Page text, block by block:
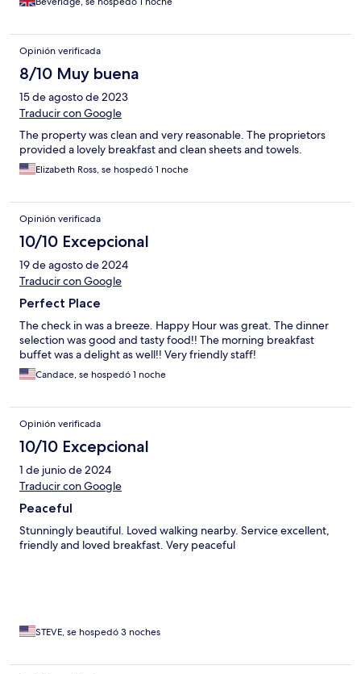
Opinión verificada
8/10 Muy buena
15 de agosto de 2023
Traducir con Google
The property was clean and very reasonable. The proprietors
provided a lovely breakfast and clean sheets and towels.
Elizabeth Ross, se hospedó 1 noche
Opinión verificada
10/10 Excepcional
19 de agosto de 2024
Traducir con Google
Perfect Place
The check in was a breeze. Happy Hour was great. The dinner
selection was good and tasty food!! The morning breakfast
buffet was a delight as well!! Very friendly staff!
Candace, se hospedó 1 noche
Opinión verificada
10/10 Excepcional
1 de junio de 2024
Traducir con Google
Peaceful
Stunningly beautiful. Loved walking nearby. Service excellent,
friendly and loved breakfast. Very peaceful
STEVE, se hospedó 3 noches